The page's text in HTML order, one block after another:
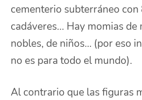
cementerio subterráneo
cadáveres... Hay momias de
nobles, de niños… (por eso
no es para todo el mundo).
Al contrario que las figuras